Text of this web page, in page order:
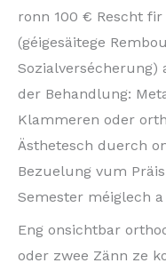
ronn 100 € Rescht
(géigesäitege
Sozialversécherung)
der Behandlung:
Klammeren oder
Ästhetesch duerch
Bezuelung vum
Semester méiglech
Eng onsichtbar
oder zwee Zänn ze